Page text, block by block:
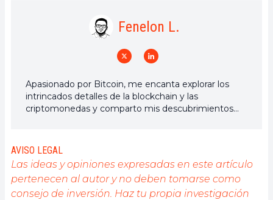
Fenelon L.
Apasionado por Bitcoin, me encanta explorar los
intrincados detalles de la blockchain y las
criptomonedas y comparto mis descubrimientos
garantizadas para todos, y creo firmemente que
Bitcoin es la herramienta que puede hacer esto
posible.
AVISO LEGAL
Las ideas y opiniones expresadas en este artículo
pertenecen al autor y no deben tomarse como
consejo de inversión. Haz tu propia investigación